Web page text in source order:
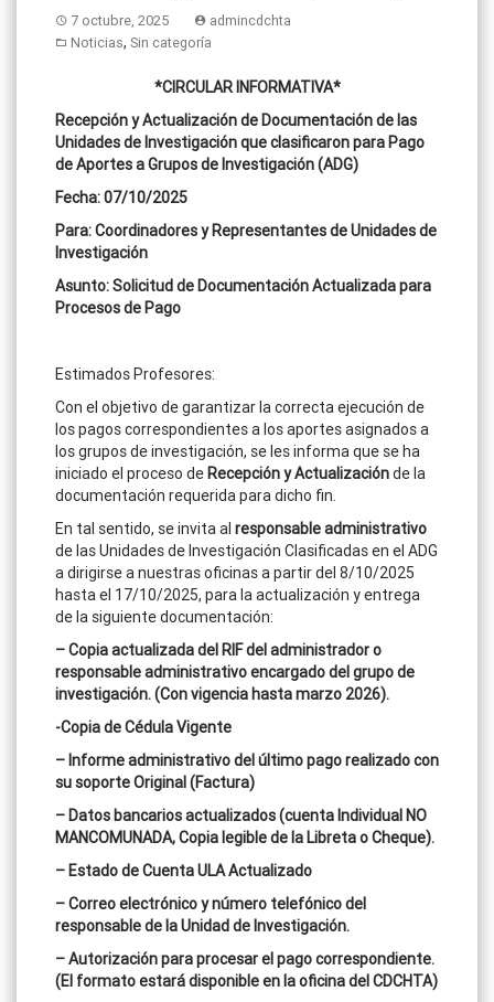
7 octubre, 2025
admincdchta
Noticias, Sin categoría
*CIRCULAR INFORMATIVA*
Recepción y Actualización de Documentación de las
Unidades de Investigación que clasificaron para Pago
de Aportes a Grupos de Investigación (ADG)
Fecha: 07/10/2025
Para: Coordinadores y Representantes de Unidades de
Investigación
Asunto: Solicitud de Documentación Actualizada para
Procesos de Pago
Estimados Profesores:
Con el objetivo de garantizar la correcta ejecución de
los pagos correspondientes a los aportes asignados a
los grupos de investigación, se les informa que se ha
iniciado el proceso de Recepción y Actualizaciónde la
documentación requerida para dicho fin.
En tal sentido, se invita al responsable administrativo
de las Unidades de Investigación Clasificadas en el ADG
a dirigirse a nuestras oficinas a partir del 8/10/2025
hasta el 17/10/2025, para la actualización y entrega
de la siguiente documentación:
– Copia actualizada del RIF del administrador o
responsable administrativo encargado del grupo de
investigación. (Con vigencia hasta marzo 2026).
-Copia de Cédula Vigente
– Informe administrativo del último pago realizado con
su soporte Original (Factura)
– Datos bancarios actualizados (cuenta Individual NO
MANCOMUNADA, Copia legible de la Libreta o Cheque).
– Estado de Cuenta ULA Actualizado
– Correo electrónico y número telefónico del
responsable de la Unidad de Investigación.
– Autorización para procesar el pago correspondiente.
(El formato estará disponible en la oficina del CDCHTA)